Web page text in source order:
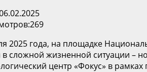
269
2025 года, на площадке
сложной жизненной ситуации –
центр «Фокус» в